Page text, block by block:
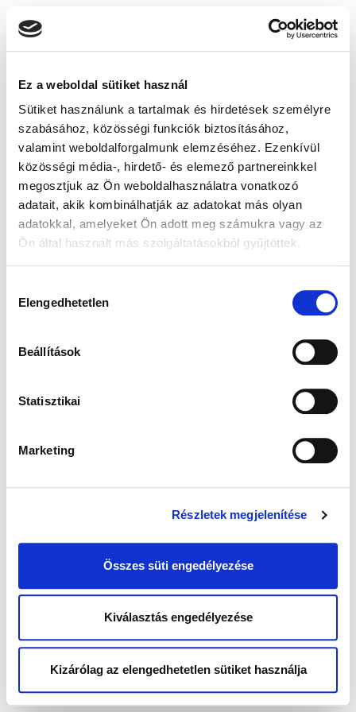
Ez a weboldal sütiket használ
Sütiket használunk a tartalmak és hirdetések személyre
szabásához, közösségi funkciók biztosításához,
valamint weboldalforgalmunk elemzéséhez. Ezenkívül
közösségi média-, hirdető- és elemező partnereinkkel
megosztjuk az Ön weboldalhasználatra vonatkozó
adatait, akik kombinálhatják az adatokat más olyan
adatokkal, amelyeket Ön adott meg számukra vagy az
Ön által használt más szolgáltatásokból gyűjtöttek.
kiválasztása
Elengedhetetlen
Beállítások
Statisztikai
Marketing
Részletek megjelenítése
Összes süti engedélyezése
Kiválasztás engedélyezése
Kizárólag az elengedhetetlen sütiket használja